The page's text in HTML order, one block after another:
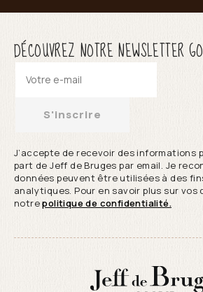
DÉCOUVREZ NOTRE NEWSLETTER
S'inscrire
J’accepte de recevoir des informations
part de Jeff de Bruges par email. Je
données peuvent être utilisées à des
analytiques. Pour en savoir plus sur
notrepolitique de confidentialité.